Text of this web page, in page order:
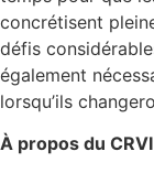
concrétisent
défis
également
lorsqu’ils
À propos du CRVI